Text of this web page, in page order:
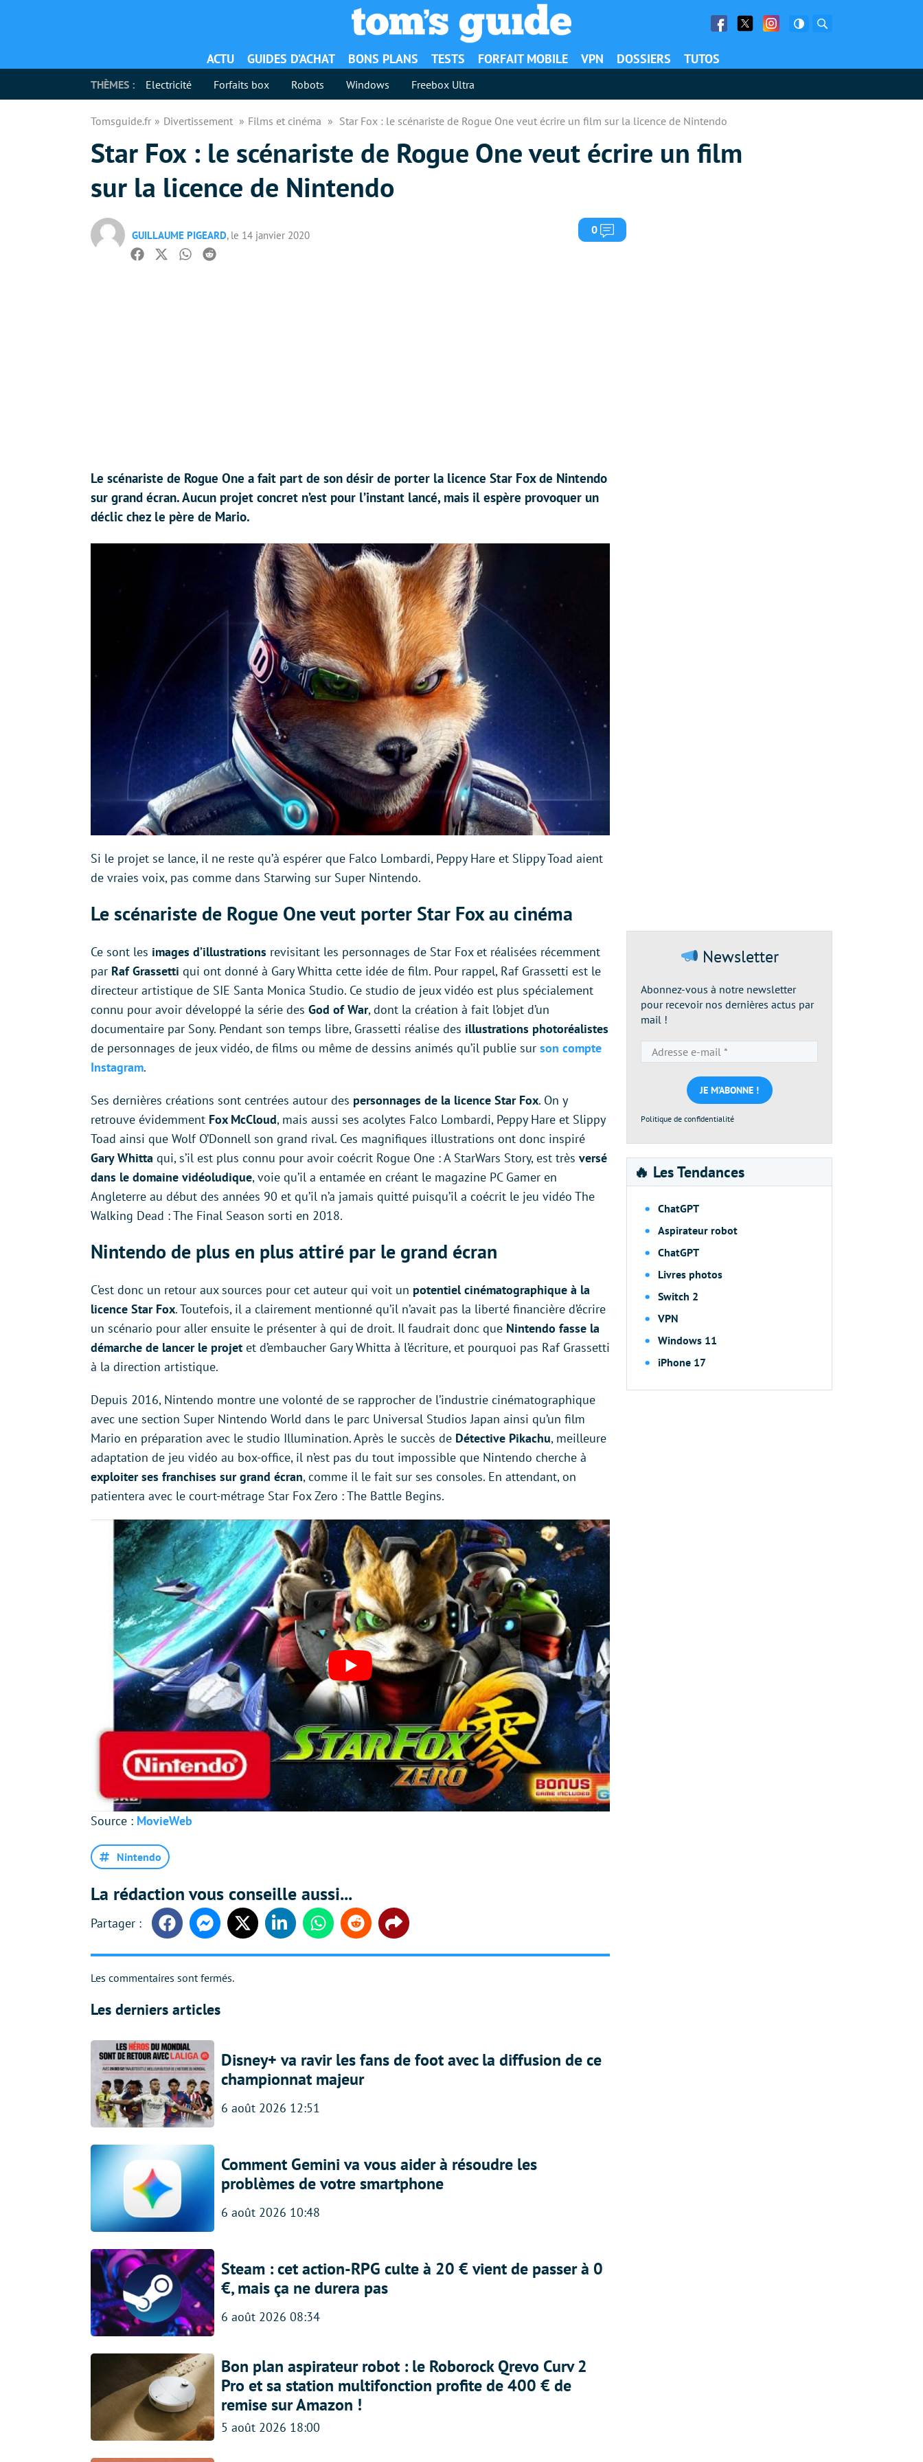
Facebook
Twitter Facebook
ACTU GUIDES D’ACHAT BONS PLANS TESTS FORFAIT MOBILE VPN DOSSIERS TUTOS
THÈMES : Electricité Forfaits box Robots Windows Freebox Ultra
Tomsguide.fr Divertissement Films et cinéma Star Fox : le scénariste de Rogue One veut écrire un film sur la licence de Nintendo
Star Fox : le scénariste de Rogue One veut écrire un film
sur la licence de Nintendo
GUILLAUME PIGEARD, le 14 janvier 2020 0 Commentaires
Facebook
TwitterWhatsapp
Reddit
Le scénariste de Rogue One a fait part de son désir de porter la licence Star Fox de Nintendo
sur grand écran. Aucun projet concret n’est pour l’instant lancé, mais il espère provoquer un
déclic chez le père de Mario.
Si le projet se lance, il ne reste qu’à espérer que Falco Lombardi, Peppy Hare et Slippy Toad aient
de vraies voix, pas comme dans Starwing sur Super Nintendo.
Le scénariste de Rogue One veut porter Star Fox au cinéma
Ce sont les images d’illustrations revisitant les personnages de Star Fox et réalisées récemment
par Raf Grassetti qui ont donné à Gary Whitta cette idée de film. Pour rappel, Raf Grassetti est le
directeur artistique de SIE Santa Monica Studio. Ce studio de jeux vidéo est plus spécialement
connu pour avoir développé la série des God of War, dont la création à fait l’objet d’un
documentaire par Sony. Pendant son temps libre, Grassetti réalise des illustrations photoréalistes
de personnages de jeux vidéo, de films ou même de dessins animés qu’il publie sur son compte
Instagram.
Ses dernières créations sont centrées autour des personnages de la licence Star Fox. On y
retrouve évidemment Fox McCloud, mais aussi ses acolytes Falco Lombardi, Peppy Hare et Slippy
Toad ainsi que Wolf O’Donnell son grand rival. Ces magnifiques illustrations ont donc inspiré
Gary Whitta qui, s’il est plus connu pour avoir coécrit Rogue One : A StarWars Story, est très versé
dans le domaine vidéoludique, voie qu’il a entamée en créant le magazine PC Gamer en
Angleterre au début des années 90 et qu’il n’a jamais quitté puisqu’il a coécrit le jeu vidéo The
Walking Dead : The Final Season sorti en 2018.
Nintendo de plus en plus attiré par le grand écran
C’est donc un retour aux sources pour cet auteur qui voit un potentiel cinématographique à la
licence Star Fox. Toutefois, il a clairement mentionné qu’il n’avait pas la liberté financière d’écrire
un scénario pour aller ensuite le présenter à qui de droit. Il faudrait donc que Nintendo fasse la
démarche de lancer le projet et d’embaucher Gary Whitta à l’écriture, et pourquoi pas Raf Grassetti
à la direction artistique.
Depuis 2016, Nintendo montre une volonté de se rapprocher de l’industrie cinématographique
avec une section Super Nintendo World dans le parc Universal Studios Japan ainsi qu’un film
Mario en préparation avec le studio Illumination. Après le succès de Détective Pikachu, meilleure
adaptation de jeu vidéo au box-office, il n’est pas du tout impossible que Nintendo cherche à
exploiter ses franchises sur grand écran, comme il le fait sur ses consoles. En attendant, on
patientera avec le court-métrage Star Fox Zero : The Battle Begins.
Source : MovieWeb
Nintendo
La rédaction vous conseille aussi...
FacebookMessengerTwitter LinkedinWhatsappReddit Share
Les commentaires sont fermés.
Les derniers articles
Disney+ va ravir les fans de foot avec la diffusion de ce
championnat majeur
6 août 2026 12:51
Comment Gemini va vous aider à résoudre les
problèmes de votre smartphone
6 août 2026 10:48
Steam : cet action-RPG culte à 20 € vient de passer à 0
€, mais ça ne durera pas
6 août 2026 08:34
Bon plan aspirateur robot : le Roborock Qrevo Curv 2
Pro et sa station multifonction profite de 400 € de
remise sur Amazon !
5 août 2026 18:00
Newsletter
Abonnez-vous à notre newsletter
pour recevoir nos dernières actus par
mail !
e-
mail
*
Politique de confidentialité
🔥 Les Tendances
ChatGPT
Aspirateur robot
ChatGPT
Livres photos
Switch 2
VPN
Windows 11
iPhone 17